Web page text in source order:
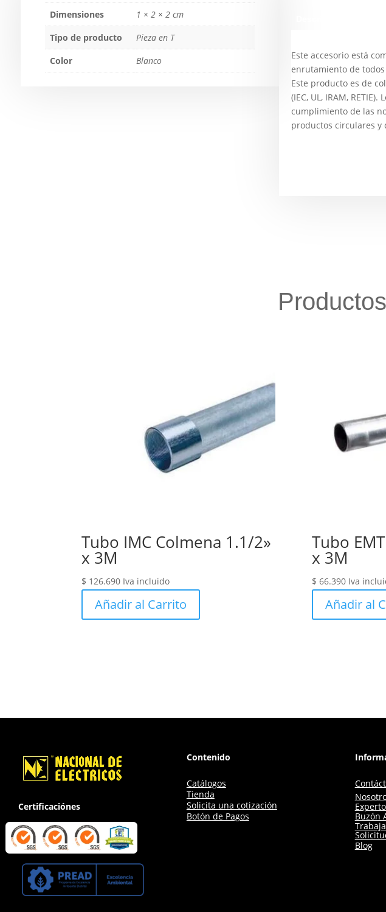
Dimensiones
1 × 2 × 2 cm
Tipo de producto
Pieza en T
Color
Blanco
Este accesorio está
enrutamiento de todos
Este producto es de
(IEC, UL, IRAM,
cumplimiento de las
productos circulares y
Tubo IMC Colmena 1.1/2»
x 3M
$ 126.690 Iva incluido
Añadir al Carrito
Tubo
x 3M
$ 66.390 Iva
Añadir al
Certificaciónes
Contenido
Catálogos
Tienda
Solicita una cotización
Botón de Pagos
Buzón
Blog